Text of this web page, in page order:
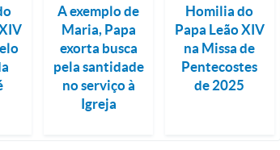
A exemplo de
Maria, Papa
exorta busca
pela santidade
no serviço à
Igreja
Homilia do
Papa Leão XIV
na Missa de
Pentecostes
de 2025